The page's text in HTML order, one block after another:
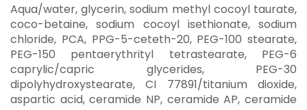
Aqua/water, glycerin, sodium methyl cocoyl taurate,
coco-betaine, sodium cocoyl isethionate, sodium
chloride, PCA, PPG-5-ceteth-20, PEG-100 stearate,
PEG-150 pentaerythrityl tetrastearate, PEG-6
caprylic/capric glycerides, PEG-30
dipolyhydroxystearate, CI 77891/titanium dioxide,
aspartic acid, ceramide NP, ceramide AP, ceramide